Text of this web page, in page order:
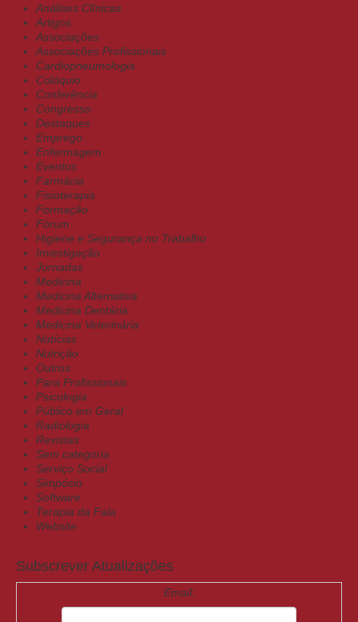
Análises Clínicas
Artigos
Associações
Associações Profissionais
Cardiopneumologia
Colóquio
Conferência
Congresso
Destaques
Emprego
Enfermagem
Eventos
Farmácia
Fisioterapia
Formação
Fórum
Higiene e Segurança no Trabalho
Investigação
Jornadas
Medicina
Medicina Alternativa
Medicina Dentária
Medicina Veterinária
Notícias
Nutrição
Outros
Para Profissionais
Psicologia
Público em Geral
Radiologia
Revistas
Sem categoria
Serviço Social
Simpósio
Software
Terapia da Fala
Website
Subscrever Atualizações
Email: